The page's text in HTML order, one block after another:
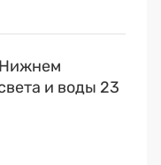
и воды 23